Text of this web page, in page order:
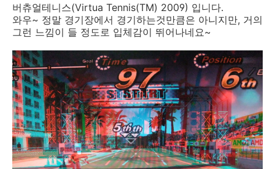
버츄얼테니스(Virtua Tennis(TM) 2009) 입니다.
와우~ 정말 경기장에서 경기하는것만큼은 아니지만, 거의
그런 느낌이 들 정도로 입체감이 뛰어나네요~